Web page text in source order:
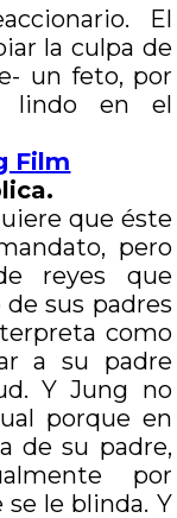
El
la culpa de
un feto, por
lindo en el
que éste
pero
reyes que
sus padres
como
a su padre
Y Jung no
porque en
de su padre,
por
le blinda. Y